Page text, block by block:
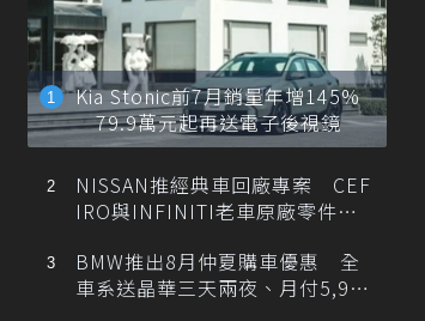
Kia Stonic前7月銷量年增145%
79.9萬元起再送電子後視鏡
NISSAN推經典車回廠專案 CEF
IRO與INFINITI老車原廠零件最
BMW推出8月仲夏購車優惠 全
車系送晶華三天兩夜、月付5,900